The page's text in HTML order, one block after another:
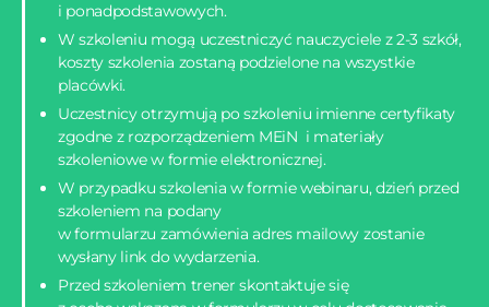
i ponadpodstawowych.
W szkoleniu mogą uczestniczyć nauczyciele z 2-3 szkół,
koszty szkolenia zostaną podzielone na wszystkie
placówki.
Uczestnicy otrzymują po szkoleniu imienne certyfikaty
zgodne z rozporządzeniem MEiN i materiały
szkoleniowe w formie elektronicznej.
W przypadku szkolenia w formie webinaru, dzień przed
szkoleniem na podany
w formularzu zamówienia adres mailowy zostanie
wysłany link do wydarzenia.
Przed szkoleniem trener skontaktuje się